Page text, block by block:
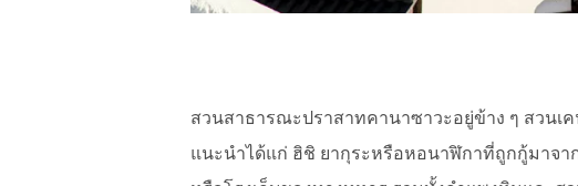
สวนสาธารณะปราสาทคานาซาวะอยู่ข้าง ๆ สวนเ
แนะนำได้แก่ ฮิชิ ยากุระหรือหอนาฬิกาที่ถูกกู้มาจา